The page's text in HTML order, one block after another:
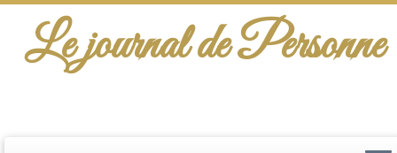
Le journal de Personne